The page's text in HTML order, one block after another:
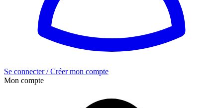
Se connecter / Créer mon compte
Mon compte